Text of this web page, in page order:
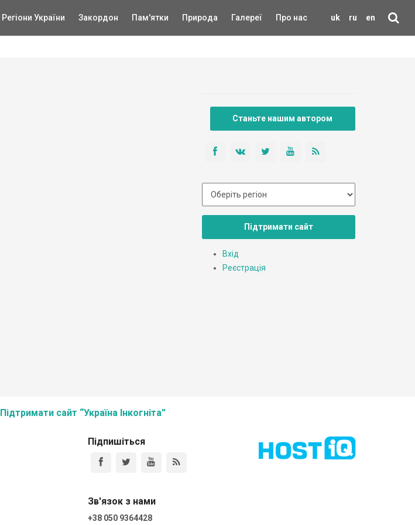
uk ru en
Регіони України Закордон Пам'ятки Природа Галереї Про нас
Станьте нашим автором
Підтримати сайт
Вхід
Реєстрація
Підтримати сайт “Україна Інкогніта”
Підпишіться
Зв'язок з нами
+38 050 9364428